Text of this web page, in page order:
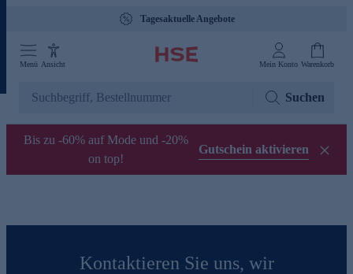
Tagesaktuelle Angebote
Menü Ansicht Mein Konto Warenkorb
Suchen
Bis zu -60% auf Mode und -20%
on top!
Gutschein aktivieren
Kontaktieren Sie uns, wir